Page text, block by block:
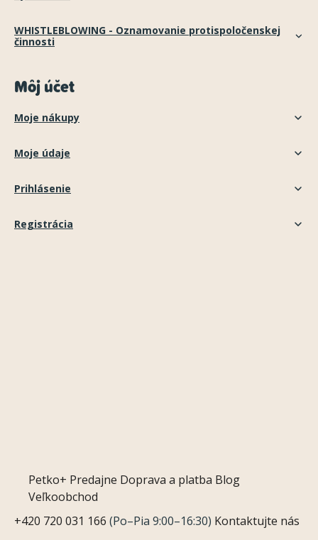
WHISTLEBLOWING - Oznamovanie protispoločenskej
činnosti
Môj účet
Moje nákupy
Moje údaje
Prihlásenie
Registrácia
Petko+ Predajne Doprava a platba Blog
Veľkoobchod
+420 720 031 166 (Po–Pia 9:00–16:30) Kontaktujte nás